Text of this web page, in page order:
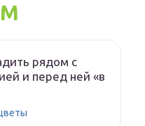
рядом с
и перед ней «в